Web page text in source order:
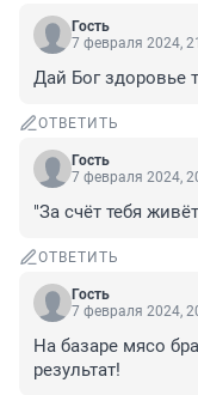
Гость
7 февраля 2024,
Дай Бог здоровье
ОТВЕТИТЬ
Гость
7 февраля 2024,
"За счёт тебя
ОТВЕТИТЬ
Гость
7 февраля 2024,
На базаре мясо
результат!